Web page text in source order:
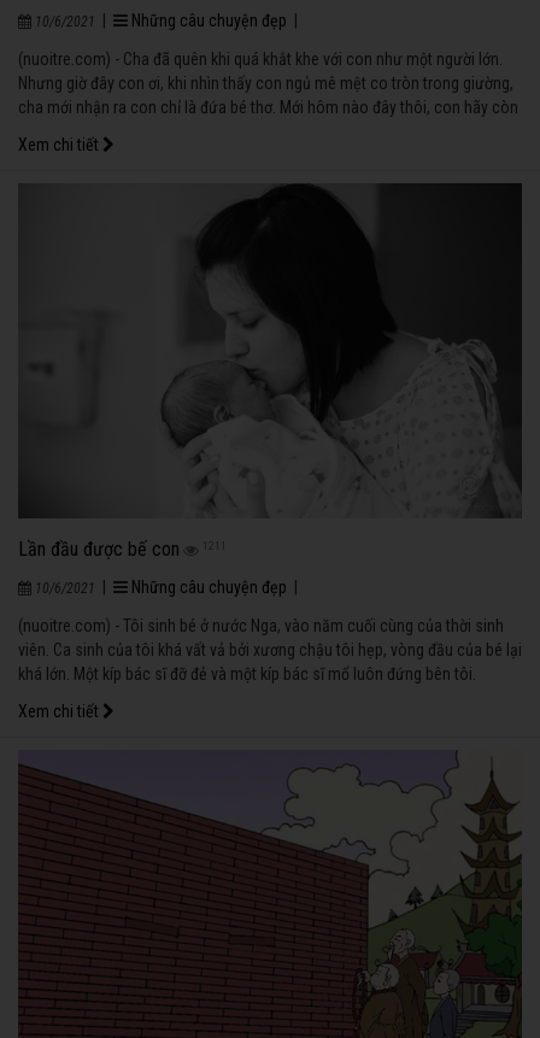
10/6/2021 | Những câu chuyện đẹp |
(nuoitre.com) - Cha đã quên khi quá khắt khe với con như một người lớn.
Nhưng giờ đây con ơi, khi nhìn thấy con ngủ mê mệt co tròn trong giường,
cha mới nhận ra con chỉ là đứa bé thơ. Mới hôm nào đây thôi, con hãy còn
Xem chi tiết
Lần đầu được bế con
10/6/2021 Những câu chuyện đẹp
(nuoitre.com) - Tôi sinh bé ở nước Nga, vào năm cuối cùng của thời sinh
viên. Ca sinh của tôi khá vất vả bởi xương chậu tôi hẹp, vòng đầu của bé lại
khá lớn. Một kíp bác sĩ đỡ đẻ và một kíp bác sĩ mổ luôn đứng bên tôi.
Xem chi tiết